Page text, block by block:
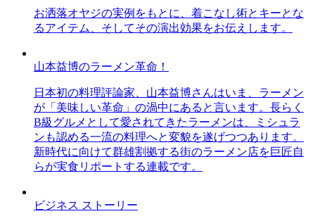
お洒落オヤジの実例をもとに、着こなし術とキーとな
るアイテム、そしてその演出効果をお伝えします。
山本益博のラーメン革命！
日本初の料理評論家、山本益博さんはいま、ラーメン
が「美味しい革命」の渦中にあると言います。長らく
B級グルメとして愛されてきたラーメンは、ミシュラ
ンも認める一流の料理へと変貌を遂げつつあります。
新時代に向けて群雄割拠する街のラーメン店を巨匠自
らが実食リポートする連載です。
ビジネス ストーリー